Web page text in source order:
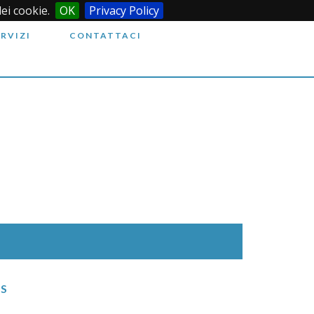
cookie. OK Privacy Policy
CONTATTACI